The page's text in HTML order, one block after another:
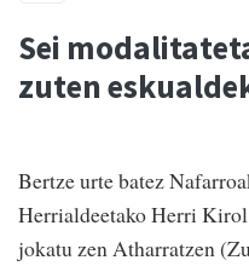
Sei
zuten
Bertze urte batez
Herrialdeetako Herri
jokatu zen Atharratzen